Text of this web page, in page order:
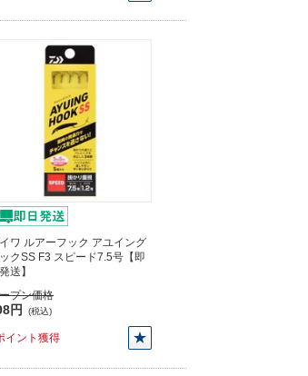
ワ ルアーフック アユイング
クSS F3 スピード7.5号【即
送】
プン価格
円 (税込)
イント獲得